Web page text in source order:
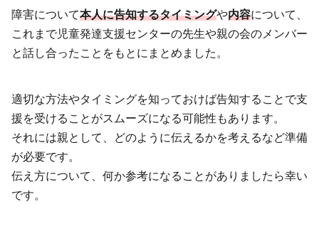
障害について本人に告知するタイミングや内容について、
これまで児童発達支援センターの先生や親の会のメンバー
と話し合ったことをもとにまとめました。
適切な方法やタイミングを知っておけば告知することで支
援を受けることがスムーズになる可能性もあります。
それには親として、どのように伝えるかを考えるなど準備
が必要です。
伝え方について、何か参考になることがありましたら幸い
です。